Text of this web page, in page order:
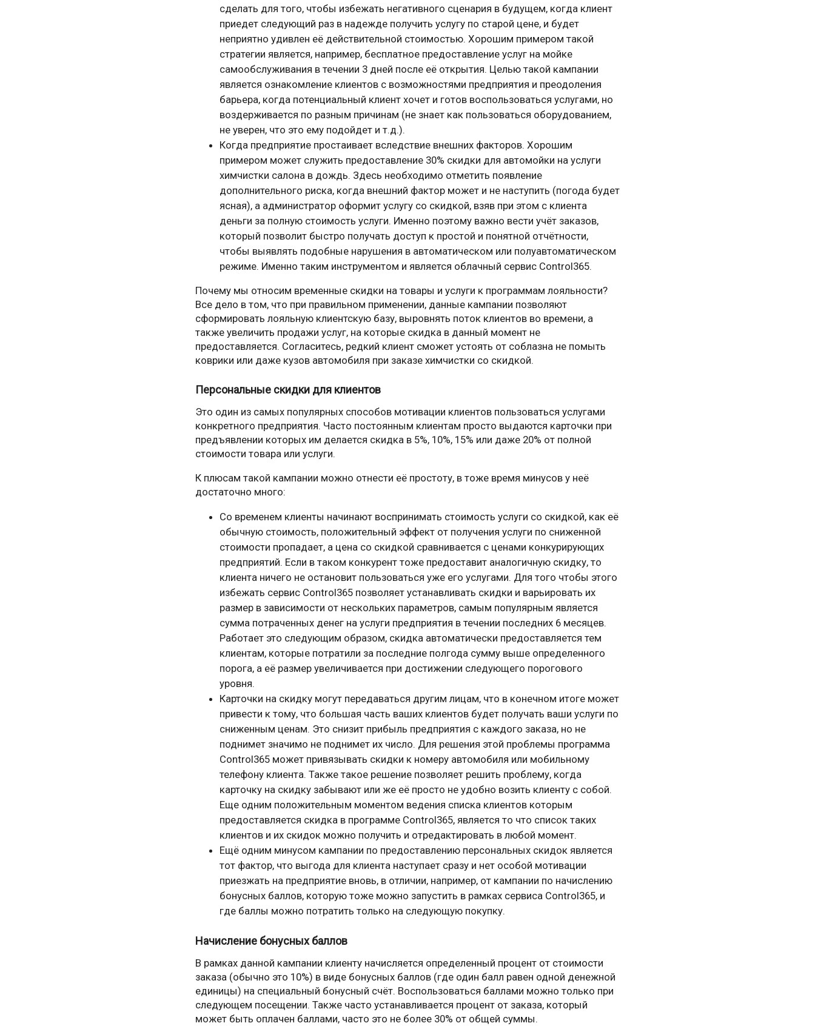
сделать для того, чтобы избежать негативного сценария в будущем, когда клиент
приедет следующий раз в надежде получить услугу по старой цене, и будет
неприятно удивлен её действительной стоимостью. Хорошим примером такой
стратегии является, например, бесплатное предоставление услуг на мойке
самообслуживания в течении 3 дней после её открытия. Целью такой кампании
является ознакомление клиентов с возможностями предприятия и преодоления
барьера, когда потенциальный клиент хочет и готов воспользоваться услугами, но
воздерживается по разным причинам (не знает как пользоваться оборудованием,
не уверен, что это ему подойдет и т.д.).
Когда предприятие простаивает вследствие внешних факторов. Хорошим
примером может служить предоставление 30% скидки для автомойки на услуги
химчистки салона в дождь. Здесь необходимо отметить появление
дополнительного риска, когда внешний фактор может и не наступить (погода будет
ясная), а администратор оформит услугу со скидкой, взяв при этом с клиента
деньги за полную стоимость услуги. Именно поэтому важно вести учёт заказов,
который позволит быстро получать доступ к простой и понятной отчётности,
чтобы выявлять подобные нарушения в автоматическом или полуавтоматическом
режиме. Именно таким инструментом и является облачный сервис Control365.
Почему мы относим временные скидки на товары и услуги к программам лояльности?
Все дело в том, что при правильном применении, данные кампании позволяют
сформировать лояльную клиентскую базу, выровнять поток клиентов во времени, а
также увеличить продажи услуг, на которые скидка в данный момент не
предоставляется. Согласитесь, редкий клиент сможет устоять от соблазна не помыть
коврики или даже кузов автомобиля при заказе химчистки со скидкой.
Персональные скидки для клиентов
Это один из самых популярных способов мотивации клиентов пользоваться услугами
конкретного предприятия. Часто постоянным клиентам просто выдаются карточки при
предъявлении которых им делается скидка в 5%, 10%, 15% или даже 20% от полной
стоимости товара или услуги.
К плюсам такой кампании можно отнести её простоту, в тоже время минусов у неё
достаточно много:
Со временем клиенты начинают воспринимать стоимость услуги со скидкой, как её
обычную стоимость, положительный эффект от получения услуги по сниженной
стоимости пропадает, а цена со скидкой сравнивается с ценами конкурирующих
предприятий. Если в таком конкурент тоже предоставит аналогичную скидку, то
клиента ничего не остановит пользоваться уже его услугами. Для того чтобы этого
избежать сервис Control365 позволяет устанавливать скидки и варьировать их
размер в зависимости от нескольких параметров, самым популярным является
сумма потраченных денег на услуги предприятия в течении последних 6 месяцев.
Работает это следующим образом, скидка автоматически предоставляется тем
клиентам, которые потратили за последние полгода сумму выше определенного
порога, а её размер увеличивается при достижении следующего порогового
уровня.
Карточки на скидку могут передаваться другим лицам, что в конечном итоге может
привести к тому, что большая часть ваших клиентов будет получать ваши услуги по
сниженным ценам. Это снизит прибыль предприятия с каждого заказа, но не
поднимет значимо не поднимет их число. Для решения этой проблемы программа
Control365 может привязывать скидки к номеру автомобиля или мобильному
телефону клиента. Также такое решение позволяет решить проблему, когда
карточку на скидку забывают или же её просто не удобно возить клиенту с собой.
Еще одним положительным моментом ведения списка клиентов которым
предоставляется скидка в программе Control365, является то что список таких
клиентов и их скидок можно получить и отредактировать в любой момент.
Ещё одним минусом кампании по предоставлению персональных скидок является
тот фактор, что выгода для клиента наступает сразу и нет особой мотивации
приезжать на предприятие вновь, в отличии, например, от кампании по начислению
бонусных баллов, которую тоже можно запустить в рамках сервиса Control365, и
где баллы можно потратить только на следующую покупку.
Начисление бонусных баллов
В рамках данной кампании клиенту начисляется определенный процент от стоимости
заказа (обычно это 10%) в виде бонусных баллов (где один балл равен одной денежной
единицы) на специальный бонусный счёт. Воспользоваться баллами можно только при
следующем посещении. Также часто устанавливается процент от заказа, который
может быть оплачен баллами, часто это не более 30% от общей суммы.